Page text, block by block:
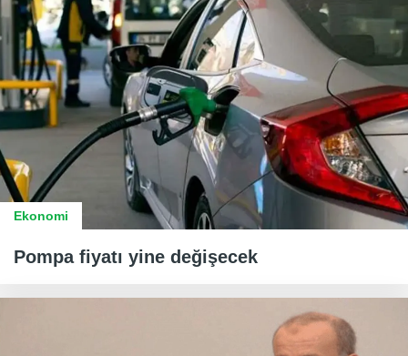
Ekonomi
Pompa fiyatı yine değişecek